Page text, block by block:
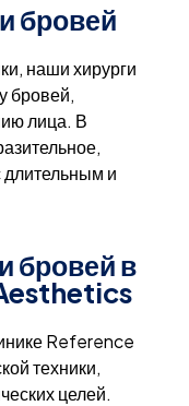
бровей
наши хирурги
бровей,
лица. В
и
бровей в
Reference
техники,
целей.